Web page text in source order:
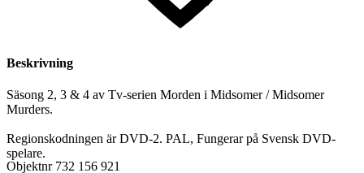
Beskrivning
Säsong 2, 3 & 4 av Tv-serien Morden i Midsomer / Midsomer
Murders.
Regionskodningen är DVD-2. PAL, Fungerar på Svensk DVD-
spelare.
Objektnr 732 156 921